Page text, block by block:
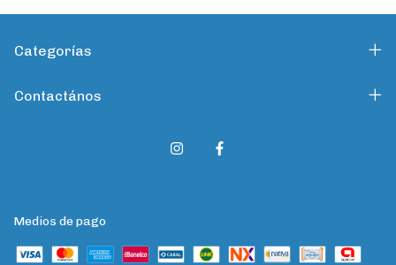
Categorías
Contactános
Medios de pago